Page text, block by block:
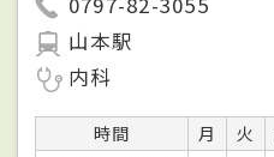
山本駅
内科
時間 月 火